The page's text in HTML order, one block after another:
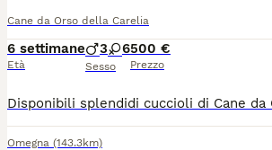
Cane da Orso della Carelia
6 settimane
Età
3 6
Sesso
500 €
Prezzo
Omegna (143.3km)